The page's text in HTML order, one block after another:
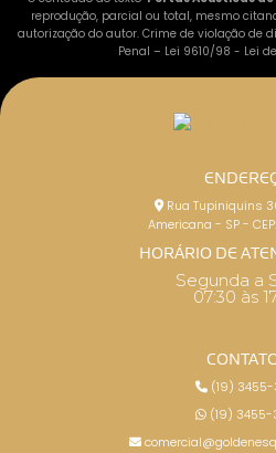
reprodução, parcial ou total, mesmo
autorização do autor. Crime de violação de
Penal – Lei 9610/98 - Lei
Rua Tupiniquins
Americana - SP -
HORÁRIO DE
Segunda a
07:30 às
(19) 3455-
(19) 3455-